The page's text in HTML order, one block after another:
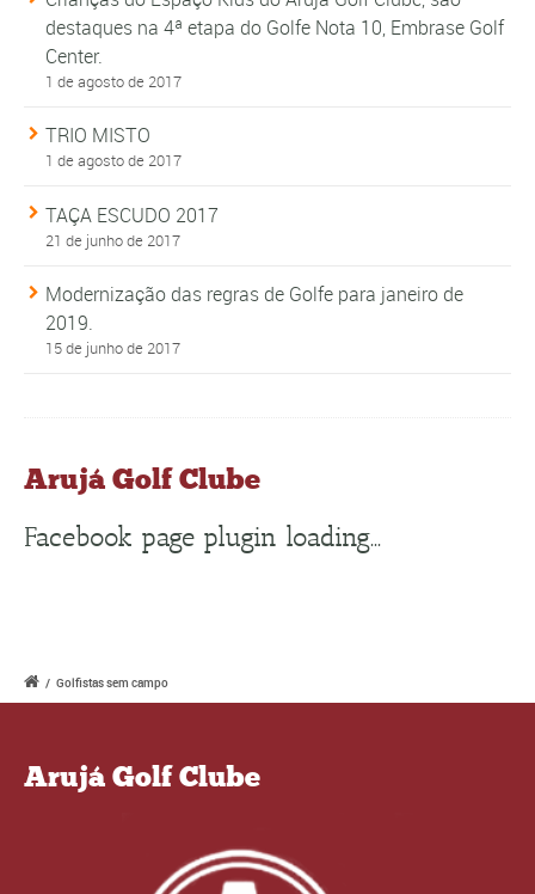
destaques na 4ª etapa do Golfe Nota 10, Embrase Golf
Center.
1 de agosto de 2017
TRIO MISTO
1 de agosto de 2017
TAÇA ESCUDO 2017
21 de junho de 2017
Modernização das regras de Golfe para janeiro de
2019.
15 de junho de 2017
Arujá Golf Clube
Facebook page plugin loading...
/ Golfistas sem campo
Arujá Golf Clube